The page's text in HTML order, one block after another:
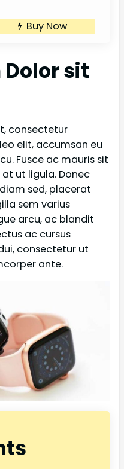
Buy Now
Dolor sit
consectetur
elit, accumsan eu
Fusce ac mauris sit
ut ligula. Donec
sed, placerat
sem varius
arcu, ac blandit
ac cursus
consectetur ut
ante.